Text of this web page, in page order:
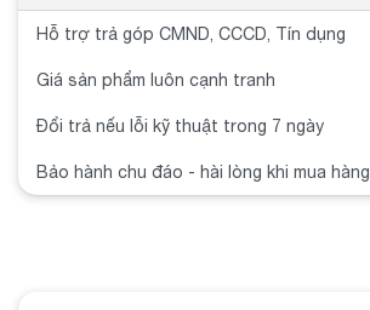
Hỗ trợ trả góp CMND, CCCD, Tín dụng
Giá sản phẩm luôn cạnh tranh
Đổi trả nếu lỗi kỹ thuật trong 7 ngày
Bảo hành chu đáo - hài lòng khi mua hàng